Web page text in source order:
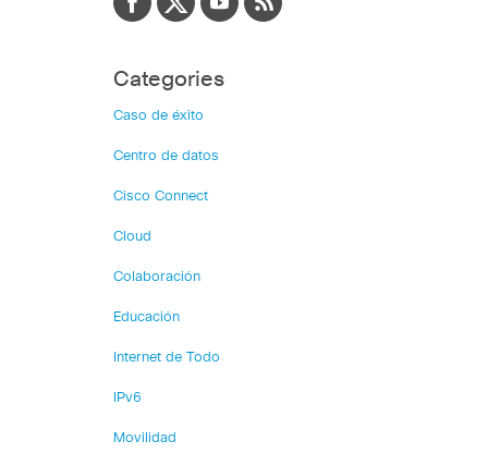
Categories
Caso de éxito
Centro de datos
Cisco Connect
Cloud
Colaboración
Educación
Internet de Todo
IPv6
Movilidad